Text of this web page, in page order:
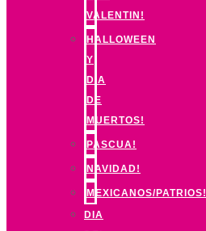
VALENTIN!
HALLOWEEN
Y
DIA
DE
MUERTOS!
PASCUA!
NAVIDAD!
MEXICANOS/PATRIOS!
DIA